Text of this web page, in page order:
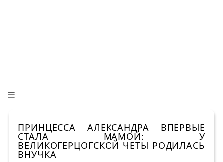
☰
ПРИНЦЕССА АЛЕКСАНДРА ВПЕРВЫЕ
СТАЛА МАМОЙ: У
ВЕЛИКОГЕРЦОГСКОЙ ЧЕТЫ РОДИЛАСЬ
ВНУЧКА